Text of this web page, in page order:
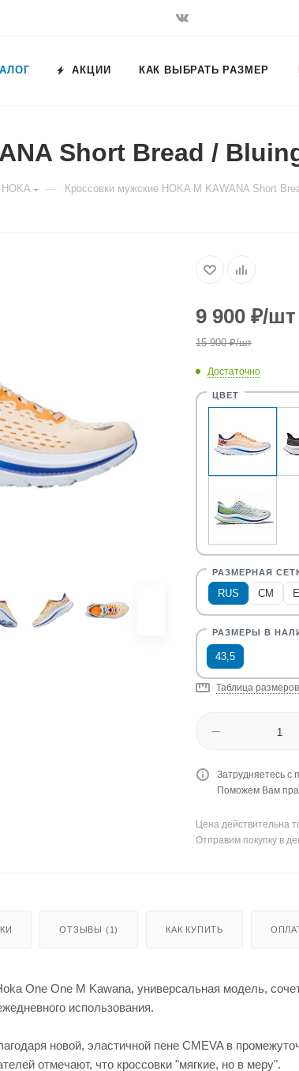
АКЦИИ КАК ВЫБРАТЬ РАЗМЕР
Short Bread /
— Кроссовки мужские HOKA M KAWANA Short
9 900 ₽/шт
15 900₽/шт
Достаточно
RUS CM
43,5
Таблица размеров
Затрудняетесь
Поможем Вам
Цена действительна
Отправим покупку в
ОТЗЫВЫ (1) КАК КУПИТЬ
One One M Kawana, универсальная модель,
использования.
новой, эластичной пене CMEVA в
отмечают, что кроссовки "мягкие, но в меру".